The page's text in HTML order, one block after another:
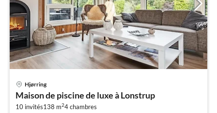
Hjørring
Maison de piscine de luxe à Lonstrup
10 invités138 m24chambres